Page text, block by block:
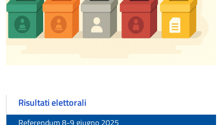
Risultati elettorali
Referendum 8-9 giugno 2025